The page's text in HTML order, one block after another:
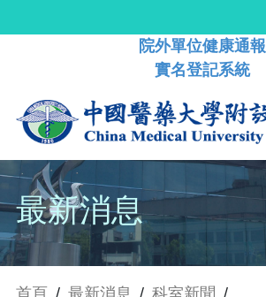
院外單位健康通報
實名登記系統
最新消息